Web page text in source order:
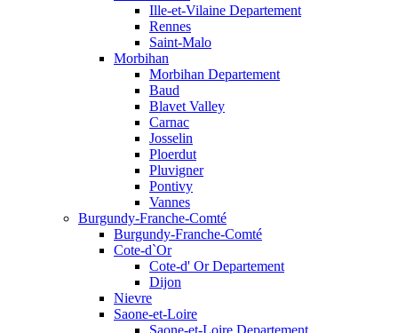
Ille-et-Vilaine Departement
Rennes
Saint-Malo
Morbihan
Morbihan Departement
Baud
Blavet Valley
Carnac
Josselin
Ploerdut
Pluvigner
Pontivy
Vannes
Burgundy-Franche-Comté
Burgundy-Franche-Comté
Cote-d`Or
Cote-d' Or Departement
Dijon
Nievre
Saone-et-Loire
Saone-et-Loire Departement